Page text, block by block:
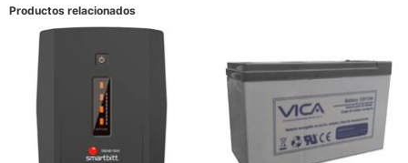
Productos relacionados